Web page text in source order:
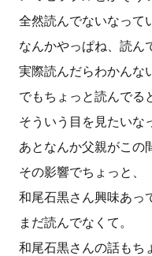
全然読んでないなって
なんかやっぱね、読ん
実際読んだらわかんな
でもちょっと読んでる
そういう目を見たいな
あとなんか父親がこの
その影響でちょっと、
和尾石黒さん興味あっ
まだ読んでなくて。
和尾石黒さんの話もち